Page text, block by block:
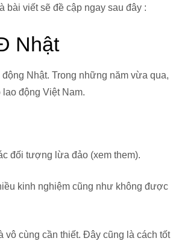
bài viết sẽ đề cập ngay sau đây :
Nhật
Nhật. Trong những năm vừa qua,
động Việt Nam.
đối tượng lừa đảo (xem them).
kinh nghiệm cũng như không được
vô cùng cần thiết. Đây cũng là cách tốt